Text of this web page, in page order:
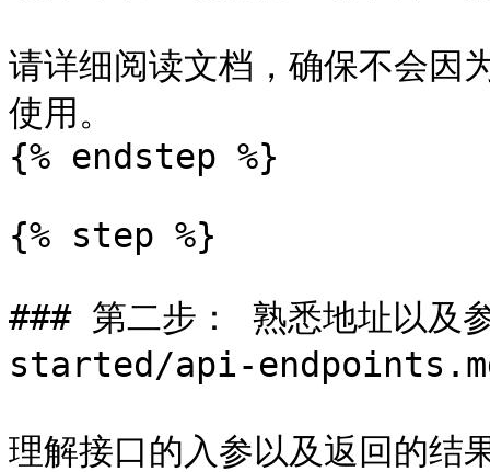
请详细阅读文档，确保不会因
使用。
{% endstep %}
{% step %}
### 第二步： 熟悉地址以
started/api-
理解接口的入参以及返回的结